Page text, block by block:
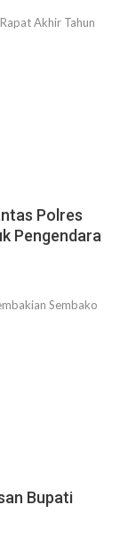
Akhir Tahun
Polres
Pengendara
Sembako
Bupati